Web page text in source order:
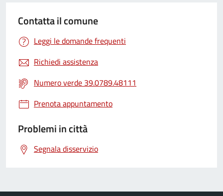
Contatta il comune
Leggi le domande frequenti
Richiedi assistenza
Numero verde 39.0789.48111
Prenota appuntamento
Problemi in città
Segnala disservizio